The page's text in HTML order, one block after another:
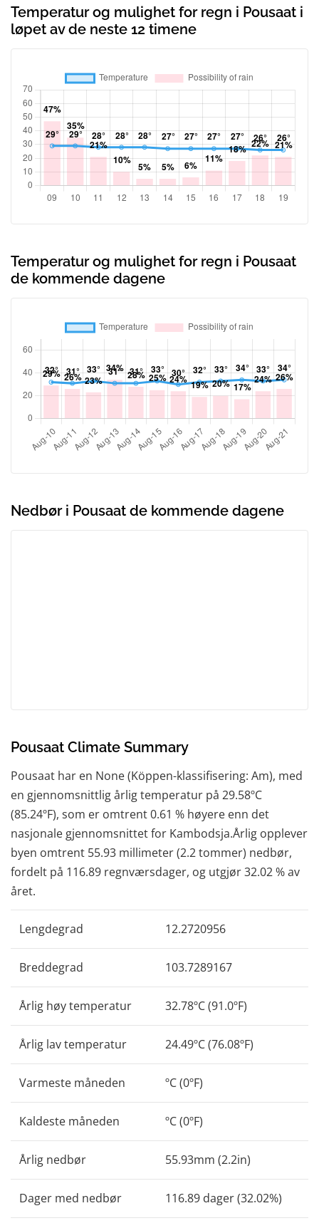
Temperatur og mulighet for regn i Pousaat i
løpet av de neste 12 timene
Temperatur og mulighet for regn i Pousaat
de kommende dagene
Nedbør i Pousaat de kommende dagene
Pousaat Climate Summary
Pousaat har en None (Köppen-klassifisering: Am), med
en gjennomsnittlig årlig temperatur på 29.58ºC
(85.24ºF), som er omtrent 0.61 % høyere enn det
nasjonale gjennomsnittet for Kambodsja.Årlig opplever
byen omtrent 55.93 millimeter (2.2 tommer) nedbør,
fordelt på 116.89 regnværsdager, og utgjør 32.02 % av
året.
Lengdegrad 12.2720956
Breddegrad 103.7289167
Årlig høy temperatur 32.78ºC (91.0ºF)
Årlig lav temperatur 24.49ºC (76.08ºF)
Varmeste måneden ºC (0ºF)
Kaldeste måneden ºC (0ºF)
Årlig nedbør 55.93mm (2.2in)
Dager med nedbør 116.89 dager (32.02%)